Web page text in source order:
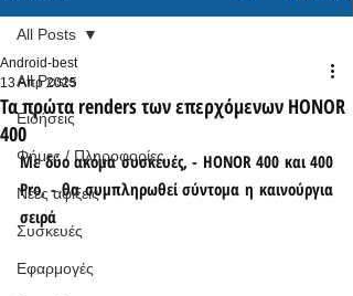
All Posts
Ειδήσεις
Φήμες / Πληροφορίες
Νέες αφίξεις
Συσκευές
Εφαρμογές
All Posts
Τα πρώτα renders των επερχόμενων HONOR
400
Android-best
13 Απρ 2025
Με δύο ακόμα συσκευές, - HONOR 400 και 400
Pro, - θα συμπληρωθεί σύντομα η καινούργια
σειρά